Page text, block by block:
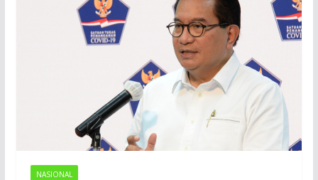
NASIONAL